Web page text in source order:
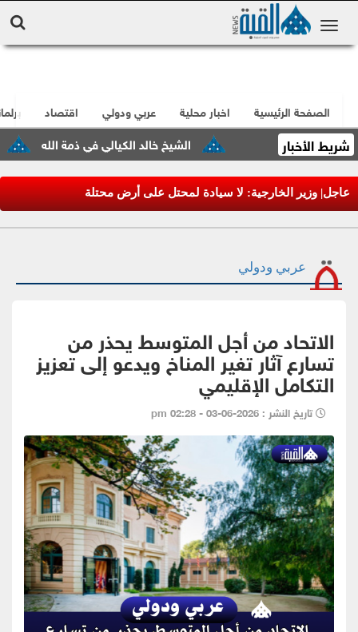
الصفحة الرئيسية اخبار محلية عربي ودولي اقتصاد
شريط الأخبار الشيخ خالد الكيالي في ذمة الله مصر
عاجل| وزير الخارجية: لا سيادة لمحتل على أرض محتلة
عربي ودولي
الاتحاد من أجل المتوسط يحذر من
تسارع آثار تغير المناخ ويدعو إلى تعزيز
التكامل الإقليمي
تاريخ النشر : 2026-06-03 - 02:28 pm